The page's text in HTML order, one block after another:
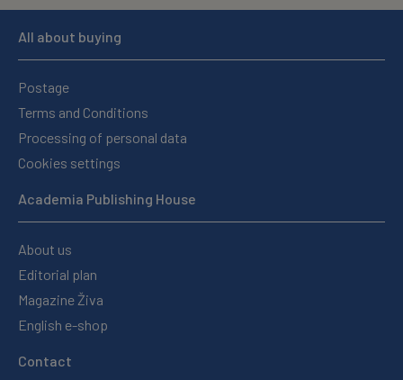
All about buying
Postage
Terms and Conditions
Processing of personal data
Cookies settings
Academia Publishing House
About us
Editorial plan
Magazine Živa
English e-shop
Contact